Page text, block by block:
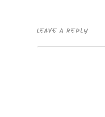
LEAVE A REPLY